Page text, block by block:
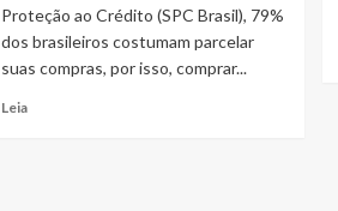
Proteção ao Crédito (SPC Brasil), 79%
dos brasileiros costumam parcelar
suas compras, por isso, comprar...
Leia